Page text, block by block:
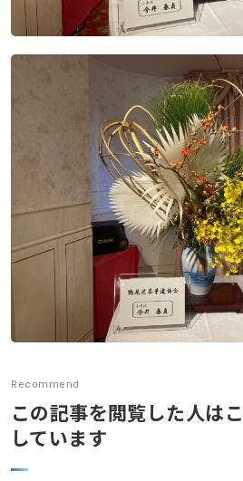
Recommend
この記事を閲覧した人は
しています